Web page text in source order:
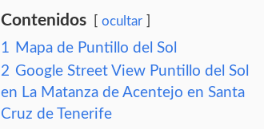
Contenidos ocultar
1 Mapa de Puntillo del Sol
2 Google Street View Puntillo del Sol
en La Matanza de Acentejo en Santa
Cruz de Tenerife